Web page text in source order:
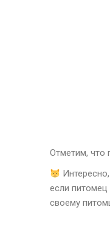
Отметим, что
если
своему